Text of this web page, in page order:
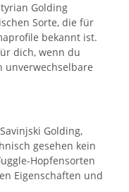
Golding
Sorte, die für
bekannt ist.
dich, wenn du
unverwechselbare
Golding,
gesehen kein
Hopfensorten
Eigenschaften und